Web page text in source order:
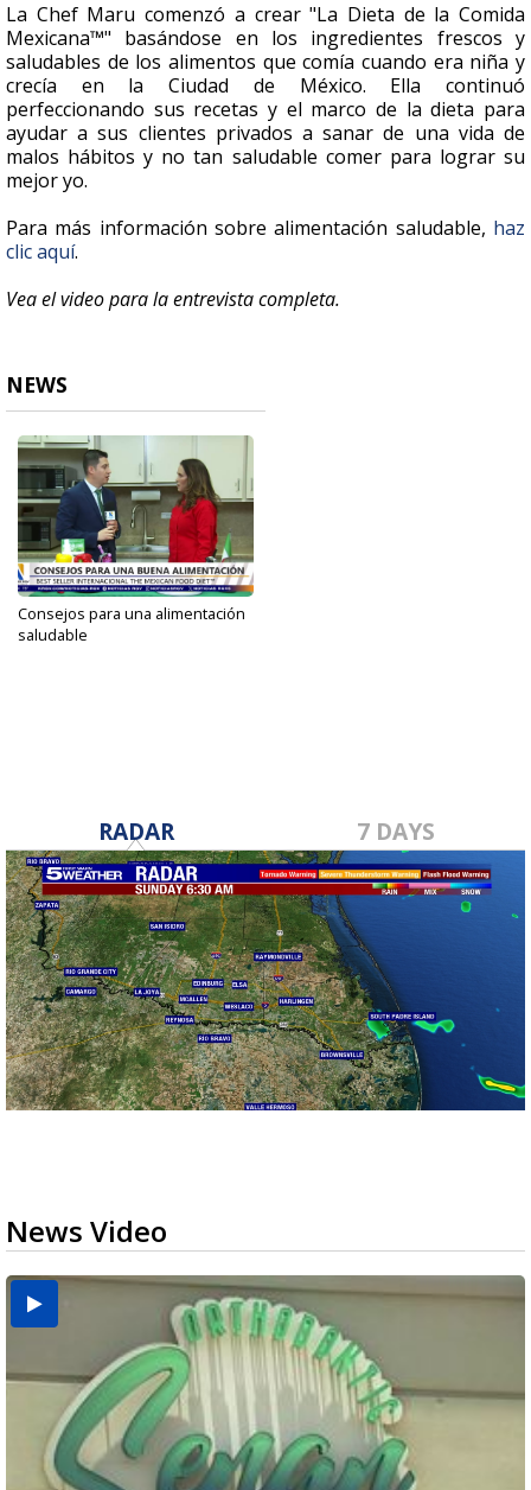
La Chef Maru comenzó a crear "La Dieta de la Comida
Mexicana™" basándose en los ingredientes frescos y
saludables de los alimentos que comía cuando era niña y
crecía en la Ciudad de México. Ella continuó
perfeccionando sus recetas y el marco de la dieta para
ayudar a sus clientes privados a sanar de una vida de
malos hábitos y no tan saludable comer para lograr su
mejor yo.
Para más información sobre alimentación saludable, haz
clic aquí.
Vea el video para la entrevista completa.
NEWS
Consejos para una alimentación
saludable
RADAR 7 DAYS
News Video